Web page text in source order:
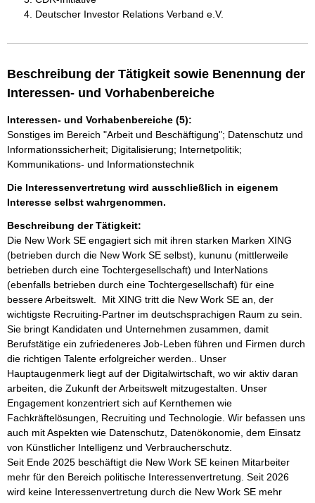
Deutscher Investor Relations Verband e.V.
Beschreibung der Tätigkeit sowie Benennung der
Interessen- und Vorhabenbereiche
Interessen- und Vorhabenbereiche (5):
Sonstiges im Bereich "Arbeit und Beschäftigung"; Datenschutz und
Informationssicherheit; Digitalisierung; Internetpolitik;
Kommunikations- und Informationstechnik
Die Interessenvertretung wird ausschließlich in eigenem
Interesse selbst wahrgenommen.
Beschreibung der Tätigkeit:
Die New Work SE engagiert sich mit ihren starken Marken XING
(betrieben durch die New Work SE selbst), kununu (mittlerweile
betrieben durch eine Tochtergesellschaft) und InterNations
(ebenfalls betrieben durch eine Tochtergesellschaft) für eine
bessere Arbeitswelt.  Mit XING tritt die New Work SE an, der
wichtigste Recruiting-Partner im deutschsprachigen Raum zu sein.
Sie bringt Kandidaten und Unternehmen zusammen, damit
Berufstätige ein zufriedeneres Job-Leben führen und Firmen durch
die richtigen Talente erfolgreicher werden.. Unser
Hauptaugenmerk liegt auf der Digitalwirtschaft, wo wir aktiv daran
arbeiten, die Zukunft der Arbeitswelt mitzugestalten. Unser
Engagement konzentriert sich auf Kernthemen wie
Fachkräftelösungen, Recruiting und Technologie. Wir befassen uns
auch mit Aspekten wie Datenschutz, Datenökonomie, dem Einsatz
von Künstlicher Intelligenz und Verbraucherschutz.
Seit Ende 2025 beschäftigt die New Work SE keinen Mitarbeiter
mehr für den Bereich politische Interessenvertretung. Seit 2026
wird keine Interessenvertretung durch die New Work SE mehr